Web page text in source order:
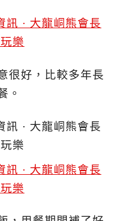
很好，比較多年長
。